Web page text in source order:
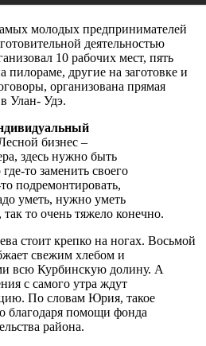
молодых предпринимателей
деятельностью
10 рабочих мест, пять
пилораме, другие на заготовке и
организована прямая
Улан- Удэ.
бизнес –
здесь нужно быть
то заменить своего
подремонтировать,
уметь, нужно уметь
так то очень тяжело конечно.
стоит крепко на ногах. Восьмой
свежим хлебом и
всю Курбинскую долину. А
с самого утра ждут
По словам Юрия, такое
благодаря помощи фонда
района.